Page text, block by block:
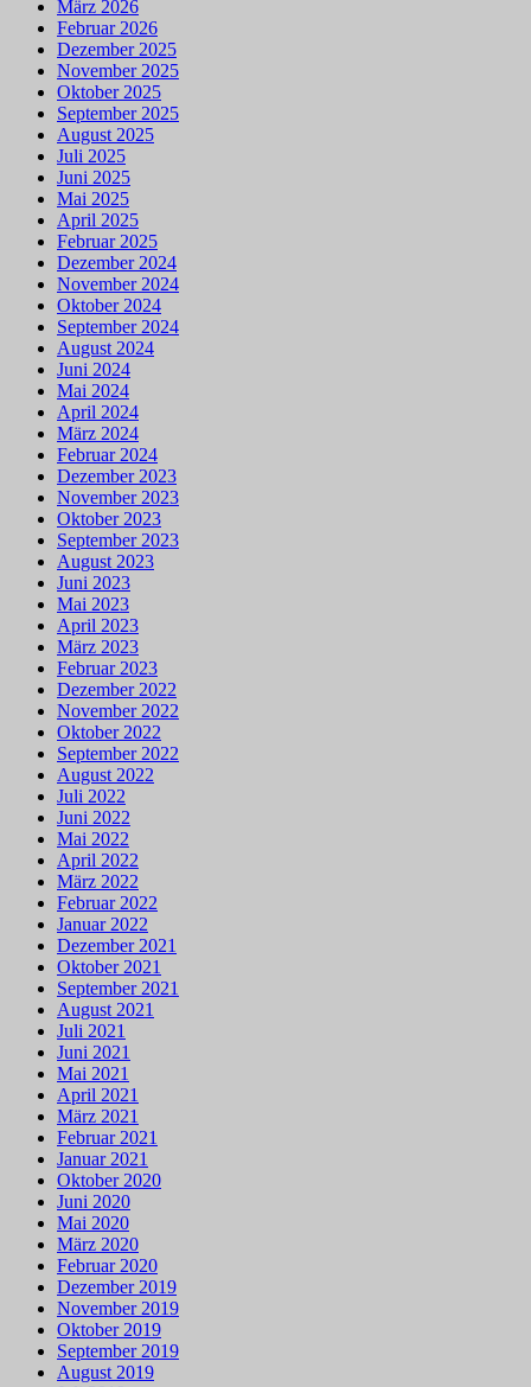
März 2026
Februar 2026
Dezember 2025
November 2025
Oktober 2025
September 2025
August 2025
Juli 2025
Juni 2025
Mai 2025
April 2025
Februar 2025
Dezember 2024
November 2024
Oktober 2024
September 2024
August 2024
Juni 2024
Mai 2024
April 2024
März 2024
Februar 2024
Dezember 2023
November 2023
Oktober 2023
September 2023
August 2023
Juni 2023
Mai 2023
April 2023
März 2023
Februar 2023
Dezember 2022
November 2022
Oktober 2022
September 2022
August 2022
Juli 2022
Juni 2022
Mai 2022
April 2022
März 2022
Februar 2022
Januar 2022
Dezember 2021
Oktober 2021
September 2021
August 2021
Juli 2021
Juni 2021
Mai 2021
April 2021
März 2021
Februar 2021
Januar 2021
Oktober 2020
Juni 2020
Mai 2020
März 2020
Februar 2020
Dezember 2019
November 2019
Oktober 2019
September 2019
August 2019